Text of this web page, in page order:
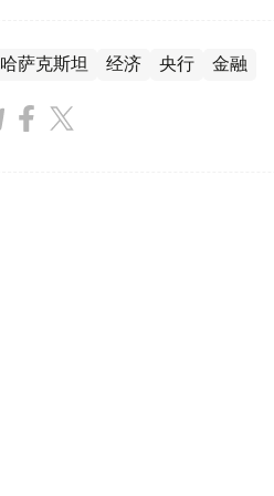
哈萨克斯坦 经济 央行 金融